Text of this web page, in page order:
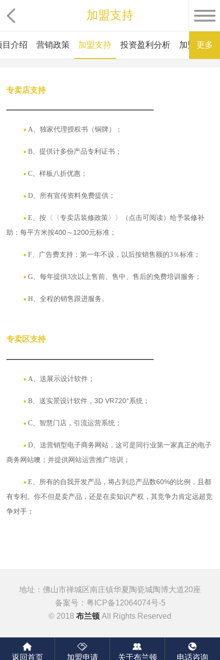
加盟支持
目介绍 营销政策 加盟支持 投资盈利分析 加盟资格
更多
专卖店支持
● A、独家代理授权书（铜牌）；
●B、提供计多份产品专利证书；
●C、样板八折优惠；
●D、所有宣传资料免费提供；
●E、按〈〈专卖店装修政策〉〉（点击可阅读）给予装修补
助：每平方米按400～1200元标准 ；
●F、广告费支持：第一年不设，以后按销售额的3％标准；
●G、每年提供3次以上售前、售中、售后的免费培训服务；
●H、全程的销售跟进服务。
专卖区支持
●A、送展示设计软件 ；
●B、送实景设计软件，3D VR720°系统 ；
●C、 智慧门店，引流运营系统 ；
●D、送营销型电子商务网站，这可是同行业第一家真正的电子
商务网站噢；并提供网站运营推广培训
；
●E、 所有的自我开发产品，将占到总产品数60%的比例，且都
有专利。你不但是卖产品，还是在卖知识产权，其竞争力肯定远超竞
争对手 ；
地址：佛山市禅城区南庄镇华夏陶瓷城陶博大道20座
备案号： 粤ICP备12064074号-5
© 2018 布兰顿 All Rights Reserved
返回首页 加盟申请 关于布兰顿 电话咨询